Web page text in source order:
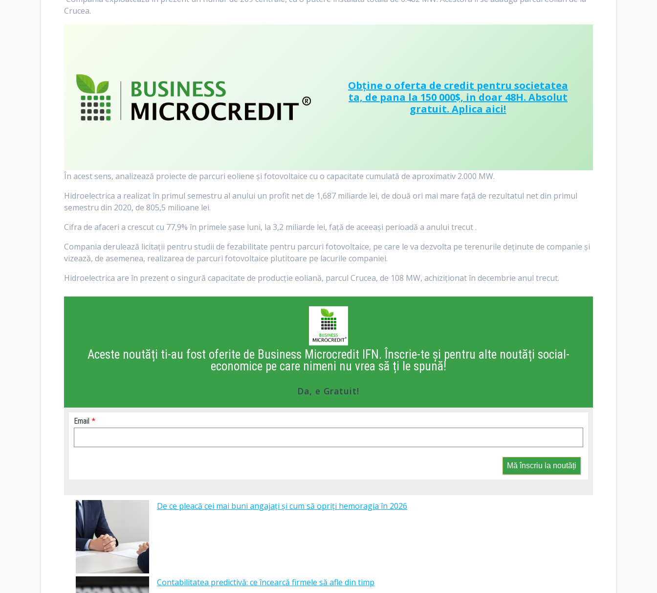
Crucea.
Obține o oferta de credit pentru societatea
ta, de pana la 150 000$, in doar 48H. Absolut
gratuit. Aplica aici!
În acest sens, analizează proiecte de parcuri eoliene și fotovoltaice cu o capacitate cumulată de aproximativ 2.000 MW.
Hidroelectrica a realizat în primul semestru al anului un profit net de 1,687 miliarde lei, de două ori mai mare faţă de rezultatul net din primul
semestru din 2020, de 805,5 milioane lei.
Cifra de afaceri a crescut cu 77,9% în primele şase luni, la 3,2 miliarde lei, faţă de aceeaşi perioadă a anului trecut .
Compania derulează licitații pentru studii de fezabilitate pentru parcuri fotovoltaice, pe care le va dezvolta pe terenurile deținute de companie și
vizează, de asemenea, realizarea de parcuri fotovoltaice plutitoare pe lacurile companiei.
Hidroelectrica are în prezent o singură capacitate de producție eoliană, parcul Crucea, de 108 MW, achiziționat în decembrie anul trecut.
Aceste noutăți ti-au fost oferite de Business Microcredit IFN. Înscrie-te și pentru alte noutăți social-
economice pe care nimeni nu vrea să ți le spună!
Da, e Gratuit!
Email *
Mă înscriu la noutăți
De ce pleacă cei mai buni angajați și cum să opriți hemoragia în 2026
Contabilitatea predictivă: ce încearcă firmele să afle din timp